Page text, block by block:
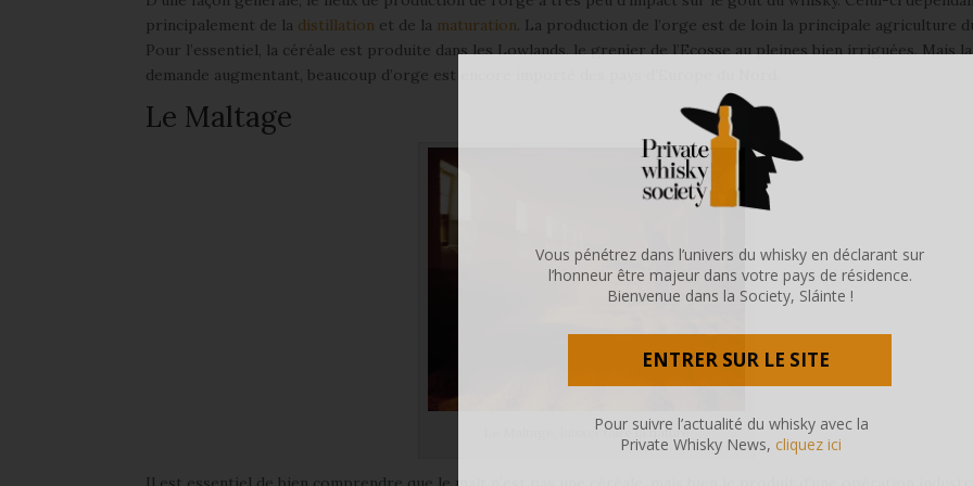
principalement de la distillation et de la maturation. La production de l’orge est de loin la principale agriculture
Pour l’essentiel, la céréale est produite dans les Lowlands, le grenier de l’Ecosse au pleines bien irriguées. Mais la
demande augmentant, beaucoup d’orge est encore importé des pays d’Europe du Nord.
Le Maltage
Le Maltage, laisser faire la nature
Vous pénétrez dans l’univers du whisky en déclarant sur
l’honneur être majeur dans votre pays de résidence.
Bienvenue dans la Society, Sláinte !
ENTRER SUR LE SITE
Pour suivre l’actualité du whisky avec la
Private Whisky News, cliquez ici